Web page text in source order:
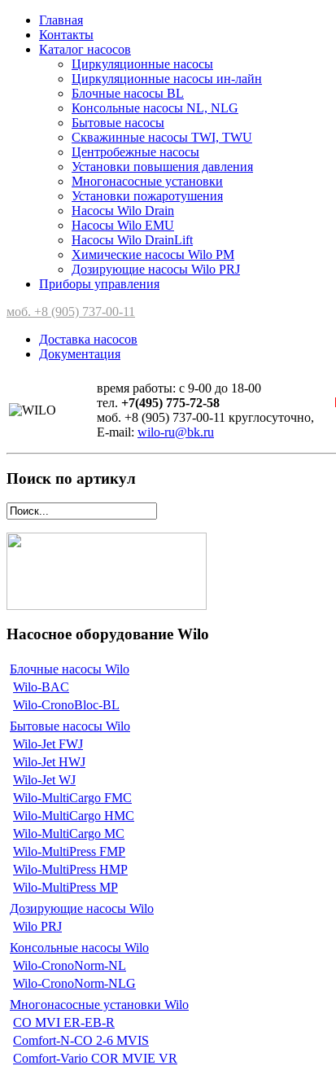
Главная
Контакты
Каталог насосов
Циркуляционные насосы
Циркуляционные насосы ин-лайн
Блочные насосы BL
Консольные насосы NL, NLG
Бытовые насосы
Скважинные насосы TWI, TWU
Центробежные насосы
Установки повышения давления
Многонасосные установки
Установки пожаротушения
Насосы Wilo Drain
Насосы Wilo EMU
Насосы Wilo DrainLift
Химические насосы Wilo PM
Дозирующие насосы Wilo PRJ
Приборы управления
моб. +8 (905) 737-00-11
Доставка насосов
Документация
время работы: с 9-00 до 18-00
тел. +7(495) 775-72-58
моб. +8 (905) 737-00-11 круглосуточно,
E-mail: wilo-ru@bk.ru
Поиск по артикул
Насосное оборудование Wilo
Блочные насосы Wilo
Wilo-BAC
Wilo-CronoBloc-BL
Бытовые насосы Wilo
Wilo-Jet FWJ
Wilo-Jet HWJ
Wilo-Jet WJ
Wilo-MultiCargo FMC
Wilo-MultiCargo HMC
Wilo-MultiCargo MC
Wilo-MultiPress FMP
Wilo-MultiPress HMP
Wilo-MultiPress MP
Дозирующие насосы Wilo
Wilo PRJ
Консольные насосы Wilo
Wilo-CronoNorm-NL
Wilo-CronoNorm-NLG
Многонасосные установки Wilo
CO MVI ER-EB-R
Comfort-N-CO 2-6 MVIS
Comfort-Vario COR MVIE VR